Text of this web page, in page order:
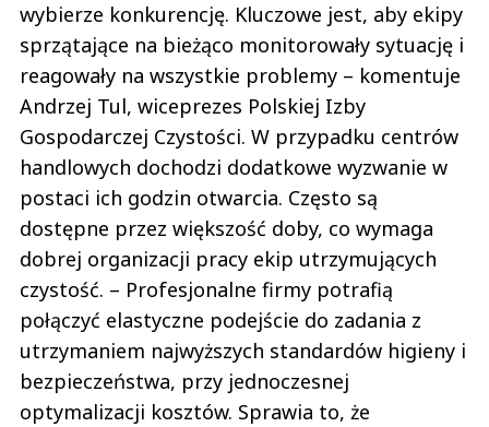
wybierze konkurencję. Kluczowe jest, aby ekipy
sprzątające na bieżąco monitorowały sytuację i
reagowały na wszystkie problemy – komentuje
Andrzej Tul, wiceprezes Polskiej Izby
Gospodarczej Czystości. W przypadku centrów
handlowych dochodzi dodatkowe wyzwanie w
postaci ich godzin otwarcia. Często są
dostępne przez większość doby, co wymaga
dobrej organizacji pracy ekip utrzymujących
czystość. – Profesjonalne firmy potrafią
połączyć elastyczne podejście do zadania z
utrzymaniem najwyższych standardów higieny i
bezpieczeństwa, przy jednoczesnej
optymalizacji kosztów. Sprawia to, że